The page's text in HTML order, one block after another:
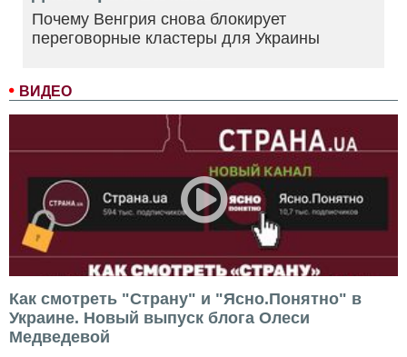
ВИДЕО
Как смотреть "Страну" и "Ясно.Понятно" в
Украине. Новый выпуск блога Олеси
Медведевой
Почему Венгрия снова блокирует
переговорные кластеры для Украины